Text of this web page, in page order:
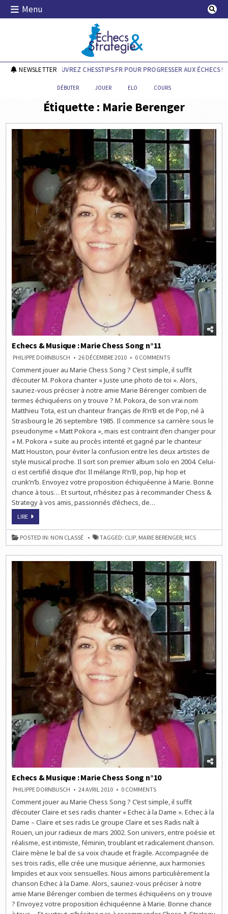
Skip
Menu
Echecs & Stratégie
NEWSLETTER
DÉCOUVREZ CHESSTIPS.FR POUR PROGRESSER AUX ÉCHECS !
DÉBUTER JOUER ELO COURS
Étiquette : Marie Berenger
Echecs & Musique : Marie Chess Song n°11
PHILIPPE DORNBUSCH 26 DÉCEMBRE 2010 0 COMMENTSON
&
:
MARIE
CHESS
SONG
Comment jouer au Marie Chess Song ? C’est simple, il suffit
d’écouter M. Pokora chanter « Juste une photo de toi ». Alors,
sauriez-vous préciser à notre amie Marie Bérenger combien de
termes échiquéens on y trouve ? M. Pokora, de son vrai nom
Matthieu Tota, est un chanteur français de R’n’B et de Pop, né à
Strasbourg le 26 septembre 1985. Il commence sa carrière sous le
pseudonyme « Matt Pokora », mais est contraint d’en changer pour
« M. Pokora » suite au procès intenté et gagné par le chanteur
Matt Houston, pour éviter la confusion entre les deux artistes de
style musical proche. Il sort son premier album solo en 2004. Celui-
ci est certifié disque d’or. Il mélange R’n’B, pop, hip hop et
crunk’n’b. Envoyez votre proposition échiquéenne à Marie. Bonne
chance à tous… Et surtout, n’hésitez pas à recommander Chess &
Strategy à vos amis, passionnés d’échecs, de…
LIREECHECS
MUSIQUE
:
MARIE
CHESS
POSTED IN: NON CLASSÉ TAGGED: CLIP MARIE BERENGER MCS
Echecs & Musique : Marie Chess Song n°10
PHILIPPE DORNBUSCH 24 AVRIL 2010 0 COMMENTSON
&
MUSIQUE
:
MARIE
CHESS
SONG
N°10
Comment jouer au Marie Chess Song ? C’est simple, il suffit
d’écouter Claire et ses radis chanter « Echec à la Dame ». Echec à la
Dame – Claire et ses radis Le groupe Claire et ses Radis naît à
Rouen, un jour radieux de mars 2002. Son univers, entre poésie et
réalisme, est intimiste, féminin, troublant et radicalement chanson.
Claire mène le bal de sa voix chaude et fragile. Accompagnée de
ses trois radis, elle crée une musique aérienne, aux harmonies
limpides et aux voix sensuelles. Nous aimons particulièrement la
chanson Echec à la Dame. Alors, sauriez-vous préciser à notre
amie Marie Bérenger combien de termes échiquéens on y trouve
? Envoyez votre proposition échiquéenne à Marie. Bonne chance